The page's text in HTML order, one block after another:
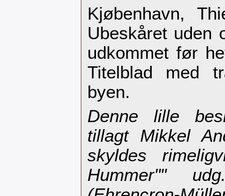
‎Kjøbenhavn,
Ubeskåret uden
udkommet før
Titelblad med
byen.‎
‎Denne lille
tillagt Mikkel
skyldes
Hummer""